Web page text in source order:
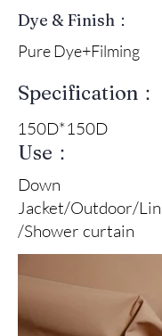
Dye & Finish：
Pure Dye+Filming
Specification：
150D*150D
Use：
Down
Jacket/Outdoor/
/Shower curtain